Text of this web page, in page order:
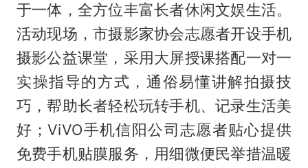
于一体，全方位丰富长者休闲文娱生活。
活动现场，市摄影家协会志愿者开设手机
摄影公益课堂，采用大屏授课搭配一对一
实操指导的方式，通俗易懂讲解拍摄技
巧，帮助长者轻松玩转手机、记录生活美
好；ViVO手机信阳公司志愿者贴心提供
免费手机贴膜服务，用细微便民举措温暖